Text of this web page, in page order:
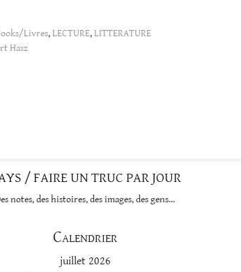
Livres,LECTURE,LITTERATURE
Hasz
/ FAIRE UN TRUC PAR JOUR
notes, des histoires, des images, des gens…
Calendrier
juillet 2026